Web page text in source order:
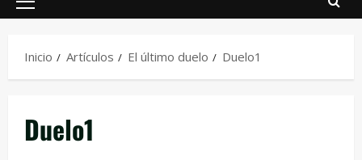
Inicio Artículos El último duelo Duelo1
Duelo1